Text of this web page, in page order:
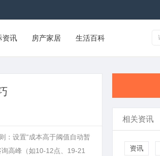
资讯 房产家居 生活百科
：设置“成本高于阈值自动暂
高峰（如10-12点、19-21
相关资讯
资讯